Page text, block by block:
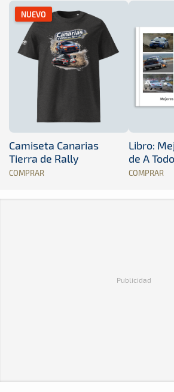
NUEVO
Camiseta Canarias
Tierra de Rally
COMPRAR
Libro:
de A
COMPRAR
Publicidad